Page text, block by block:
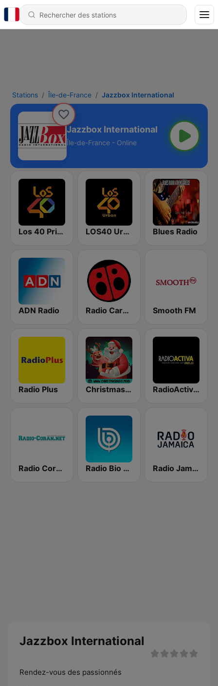
Stations Île-de-France Jazzbox International
Jazzbox International
Île-de-France - Online
Los 40 Principales LOS40 Urban Blues Radio
ADN Radio Radio Carolina Smooth FM
Radio Plus Christmas Radio RadioActiva 92.5
Radio Coran (إذاعة القرآن الكريم) Radio Bio Bio Santiago Radio Jamaica 94 FM
Jazzbox International
Rendez-vous des passionnés